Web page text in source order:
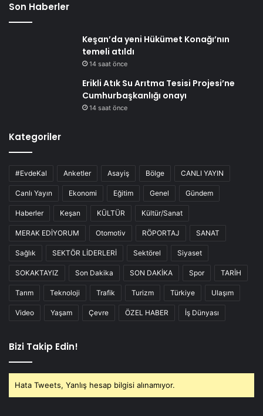
Son Haberler
Keşan’da yeni Hükümet Konağı’nın
temeli atıldı
14 saat önce
Erikli Atık Su Arıtma Tesisi Projesi’ne
Cumhurbaşkanlığı onayı
14 saat önce
Kategoriler
#EvdeKal Anketler Asayiş Bölge CANLI YAYIN
Canlı Yayın Ekonomi Eğitim Genel Gündem
Haberler Keşan KÜLTÜR Kültür/Sanat
MERAK EDİYORUM Otomotiv RÖPORTAJ SANAT
Sağlık SEKTÖR LİDERLERİ Sektörel Siyaset
SOKAKTAYIZ Son Dakika SON DAKİKA Spor TARİH
Tarım Teknoloji Trafik Turizm Türkiye Ulaşım
Video Yaşam Çevre ÖZEL HABER İş Dünyası
Bizi Takip Edin!
Hata Tweets, Yanlış hesap bilgisi alınamıyor.